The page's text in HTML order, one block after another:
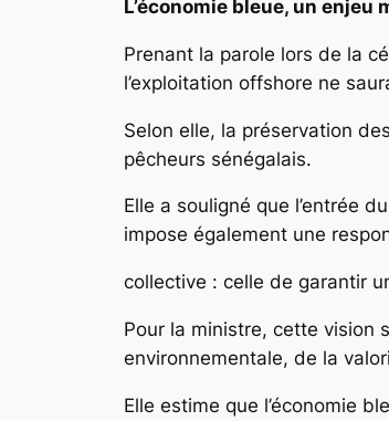
L’économie bleue, un
Prenant la parole lors de la
l’exploitation offshore ne
Selon elle, la préservation
pêcheurs sénégalais.
Elle a souligné que l’entrée
impose également une
collective : celle de garantir
Pour la ministre, cette vision
environnementale, de la
Elle estime que l’économie